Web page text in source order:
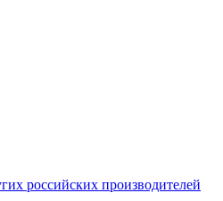
российских производителей